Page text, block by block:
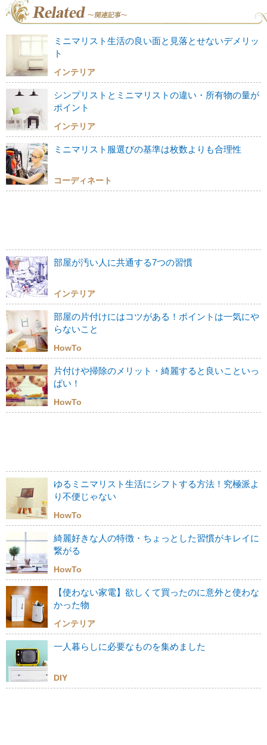
ミニマリスト生活の良い面と見落とせないデメリッ
ト
インテリア
シンプリストとミニマリストの違い・所有物の量が
ポイント
インテリア
ミニマリスト服選びの基準は枚数よりも合理性
コーディネート
部屋が汚い人に共通する7つの習慣
インテリア
部屋の片付けにはコツがある！ポイントは一気にや
らないこと
HowTo
片付けや掃除のメリット・綺麗すると良いこといっ
ぱい！
HowTo
ゆるミニマリスト生活にシフトする方法！究極派よ
り不便じゃない
HowTo
綺麗好きな人の特徴・ちょっとした習慣がキレイに
繋がる
HowTo
【使わない家電】欲しくて買ったのに意外と使わな
かった物
インテリア
一人暮らしに必要なものを集めました
DIY